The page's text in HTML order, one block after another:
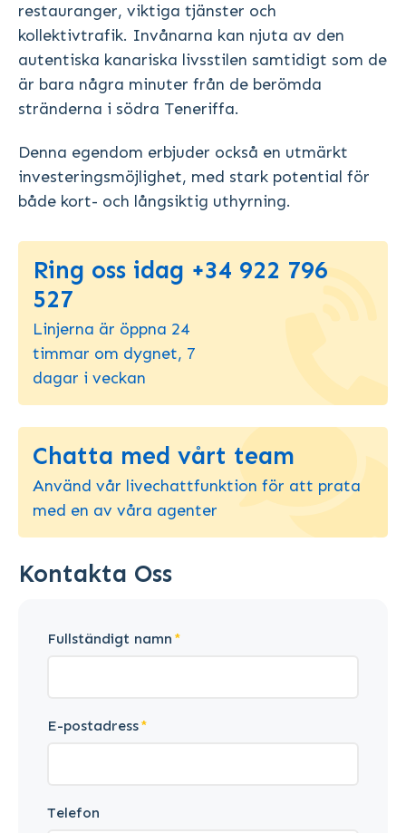
restauranger, viktiga tjänster och
kollektivtrafik. Invånarna kan njuta av den
autentiska kanariska livsstilen samtidigt som de
är bara några minuter från de berömda
stränderna i södra Teneriffa.
Denna egendom erbjuder också en utmärkt
investeringsmöjlighet, med stark potential för
både kort- och långsiktig uthyrning.
Ring oss idag +34 922 796
527
Linjerna är öppna 24
timmar om dygnet, 7
dagar i veckan
Chatta med vårt team
Använd vår livechattfunktion för att prata
med en av våra agenter
Kontakta Oss
Fullständigt namn
E-postadress
Telefon